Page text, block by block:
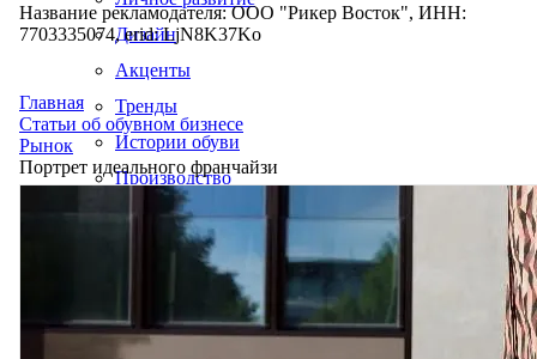
Дизайн
Акценты
Тренды
Истории обуви
Производство
Название рекламодателя: ООО "Рикер Восток", ИНН:
7703335074, erid: LjN8K37Ko
Главная
Статьи об обувном бизнесе
Рынок
Портрет идеального франчайзи